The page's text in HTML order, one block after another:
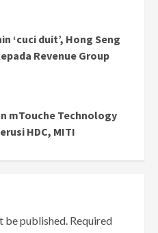
‘cuci duit’, Hong Seng
Revenue Group
mTouche Technology
HDC, MITI
be published. Required